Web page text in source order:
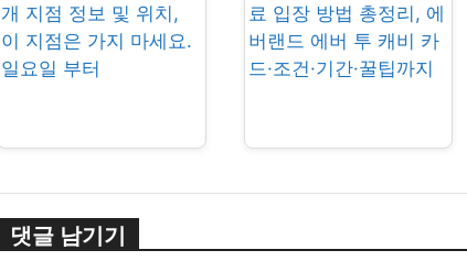
개 지점 정보 및 위치,
이 지점은 가지 마세요.
일요일 부터
료 입장 방법 총정리, 에
버랜드 에버 투 캐비 카
드·조건·기간·꿀팁까지
댓글 남기기